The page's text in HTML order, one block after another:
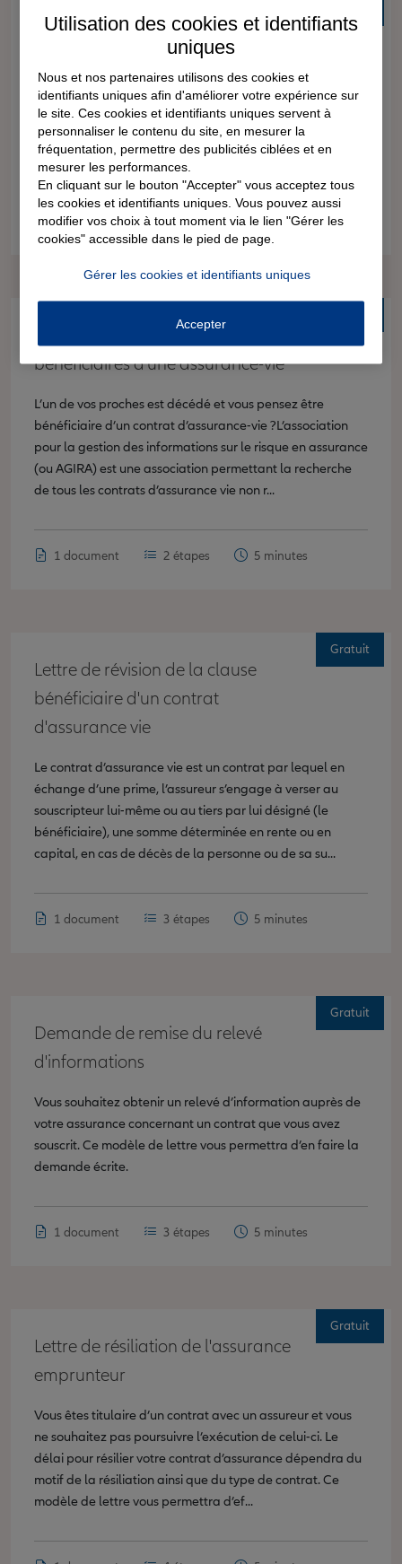
Résilier un contrat d'assurance
Vous avez été victime d’un sinistre, mais l’indemnisation
que vous attendez de votre assurance tarde à venir, ou ne
correspond pas à vos attentes. Que faire dans cette
situation ? Quels sont vos droits et de quels moyens
d’action disposez-vous?
1 document 3 étapes 5 minutes
Lettre de recherche de
bénéficiaires d'une assurance-vie
L’un de vos proches est décédé et vous pensez être
bénéficiaire d’un contrat d’assurance-vie ?L’association
pour la gestion des informations sur le risque en assurance
(ou AGIRA) est une association permettant la recherche
de tous les contrats d’assurance vie non r...
1 document 2 étapes 5 minutes
Lettre de révision de la clause
bénéficiaire d'un contrat
d'assurance vie
Le contrat d’assurance vie est un contrat par lequel en
échange d’une prime, l’assureur s’engage à verser au
souscripteur lui-même ou au tiers par lui désigné (le
bénéficiaire), une somme déterminée en rente ou en
capital, en cas de décès de la personne ou de sa su...
1 document 3 étapes 5 minutes
Gratuit
Demande de remise du relevé
d'informations
Vous souhaitez obtenir un relevé d’information auprès de
votre assurance concernant un contrat que vous avez
souscrit. Ce modèle de lettre vous permettra d’en faire la
demande écrite.
1 document 3 étapes 5 minutes
Gratuit
Lettre de résiliation de l'assurance
emprunteur
Vous êtes titulaire d’un contrat avec un assureur et vous
ne souhaitez pas poursuivre l’exécution de celui-ci. Le
délai pour résilier votre contrat d’assurance dépendra du
motif de la résiliation ainsi que du type de contrat. Ce
modèle de lettre vous permettra d’ef...
Gratuit
Utilisation des cookies et identifiants
uniques
Nous et nos partenaires utilisons des cookies et
identifiants uniques afin d'améliorer votre expérience sur
le site. Ces cookies et identifiants uniques servent à
personnaliser le contenu du site, en mesurer la
fréquentation, permettre des publicités ciblées et en
mesurer les performances.
En cliquant sur le bouton "Accepter" vous acceptez tous
les cookies et identifiants uniques. Vous pouvez aussi
modifier vos choix à tout moment via le lien "Gérer les
cookies" accessible dans le pied de page.
Gérer les cookies et identifiants uniques
Accepter